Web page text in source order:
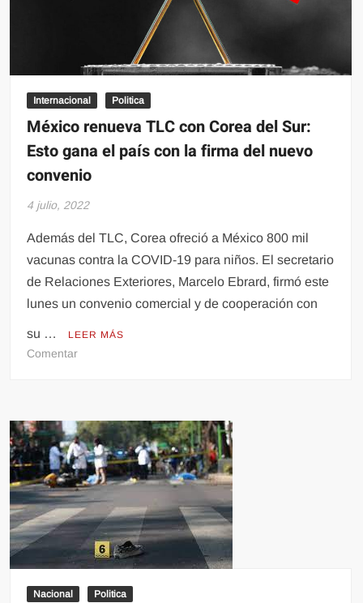
Internacional Politica
México renueva TLC con Corea del Sur:
Esto gana el país con la firma del nuevo
convenio
4 julio, 2022
Además del TLC, Corea ofreció a México 800 mil
vacunas contra la COVID-19 para niños. El secretario
de Relaciones Exteriores, Marcelo Ebrard, firmó este
lunes un convenio comercial y de cooperación con
su … LEER MÁS
Comentaren
con
Corea
del
Sur:
Esto
gana
el
país
Nacional Politica